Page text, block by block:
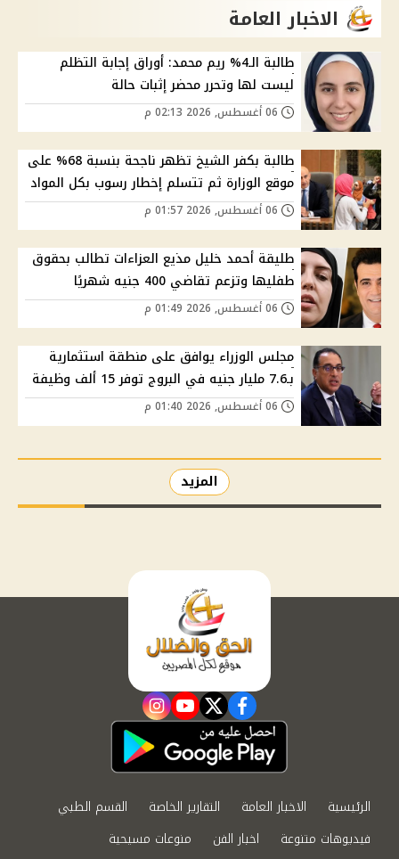
الاخبار العامة
طالبة الـ4% ريم محمد: أوراق إجابة التظلم
ليست لها وتحرر محضر إثبات حالة
طالبة بكفر الشيخ تظهر ناجحة بنسبة 68% على
موقع الوزارة ثم تتسلم إخطار رسوب بكل المواد
طليقة أحمد خليل مذيع العزاءات تطالب بحقوق
طفليها وتزعم تقاضي 400 جنيه شهريًا
مجلس الوزراء يوافق على منطقة استثمارية
بـ7.6 مليار جنيه في البروج توفر 15 ألف وظيفة
المزيد
facebook
twitter
youtube
instagram
الرئيسية الاخبار العامة التقارير الخاصة
القسم الطبي
فيديوهات متنوعة
اخبار الفن
منوعات مسيحية